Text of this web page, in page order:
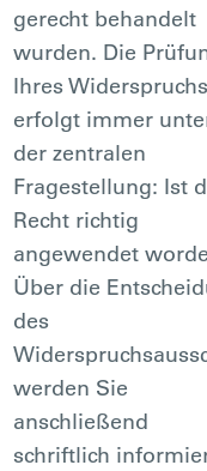
gerecht behandelt
wurden. Die
Ihres Widerspruchs
erfolgt immer
der zentralen
Fragestellung: Ist
Recht richtig
angewendet
Über die
des
werden Sie
anschließend
schriftlich